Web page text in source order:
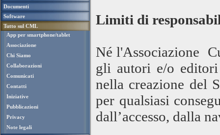
Documenti
Software
Tutto sul CML
App per smartphone/tablet
Associazione
Chi Siamo
Collaborazioni
Comunicati
Contatti
Iniziative
Pubblicazioni
Privacy
Note legali
Limiti di
Né l'Associazione
gli autori e/o
nella creazione del
per qualsiasi
dall’accesso, dalla